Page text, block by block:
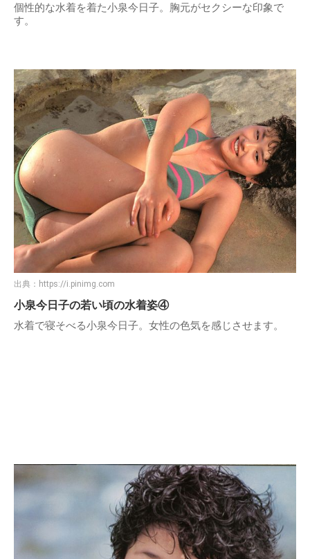
個性的な水着を着た小泉今日子。胸元がセクシーな印象で
す。
出典： https://i.pinimg.com
小泉今日子の若い頃の水着姿④
水着で寝そべる小泉今日子。女性の色気を感じさせます。